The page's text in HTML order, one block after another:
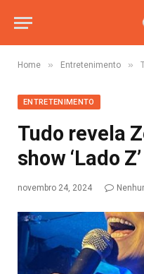
Home » Entretenimento »
ENTRETENIMENTO
Tudo revela
show ‘Lado Z’
novembro 24, 2024